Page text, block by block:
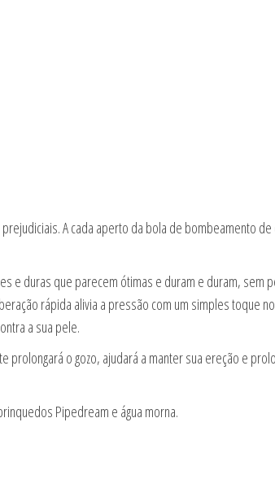
A cada aperto da bola de bombeamento
e duras que parecem ótimas e duram e duram, sem
rápida alivia a pressão com um simples toque
a sua pele.
o gozo, ajudará a manter sua ereção e
Pipedream e água morna.